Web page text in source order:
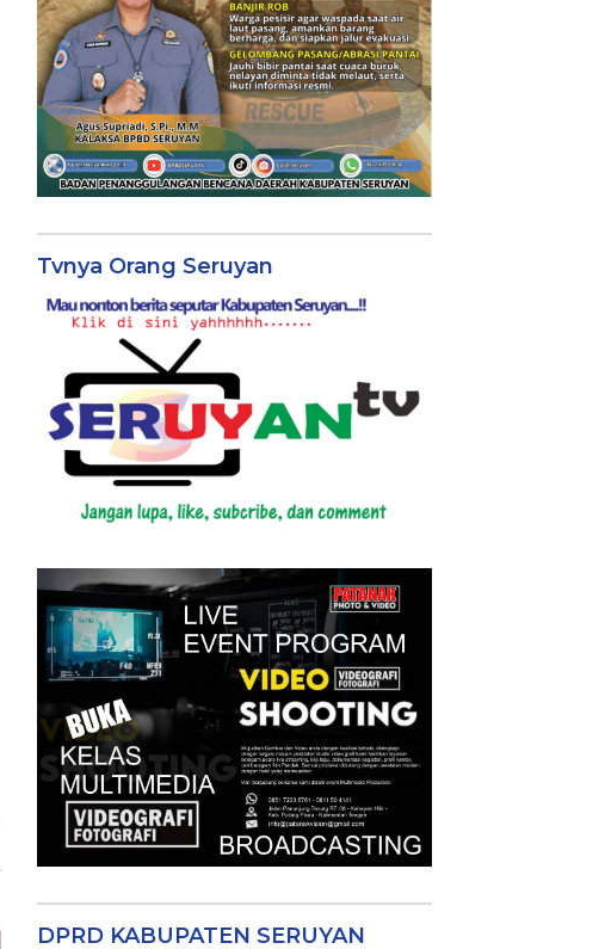
Tvnya Orang Seruyan
DPRD KABUPATEN SERUYAN